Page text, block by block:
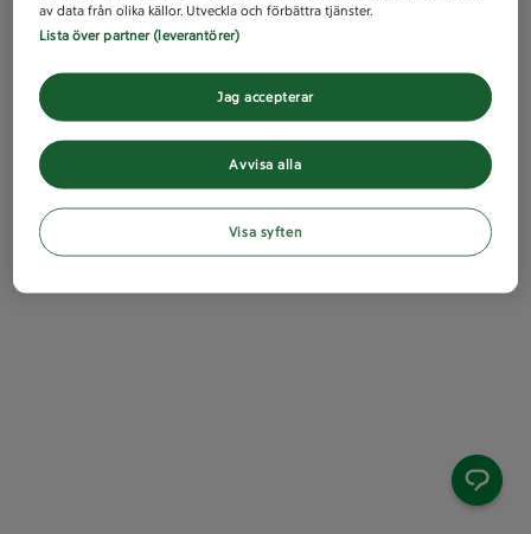
av data från olika källor. Utveckla och förbättra tjänster.
Lista över partner (leverantörer)
Avvisa alla
Jag accepterar
Visa syften